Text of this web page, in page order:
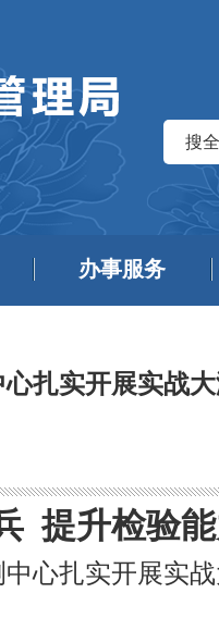
搜
办事服务
扎实开展实战
提升检验
心扎实开展实战